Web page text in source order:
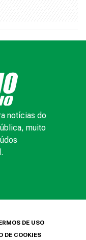
notícias do
muito
DE USO
DE COOKIES